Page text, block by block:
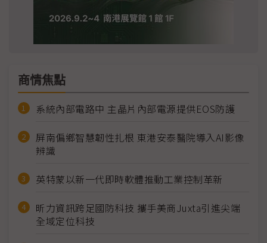
商情焦點
系統內部電路中 主晶片內部電源提供EOS防護
屏南偏鄉智慧韌性扎根 東港安泰醫院導入AI影像
辨識
英特蒙以新一代即時軟體推動工業控制革新
昕力資訊跨足國防科技 攜手美商Juxta引進尖端
全域定位科技